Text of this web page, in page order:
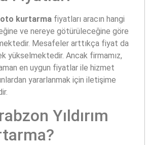
oto kurtarma fiyatları aracın hangi
ve nereye götürüleceğine göre
Mesafeler arttıkça fiyat da
yükselmektedir. Ancak firmamız,
en uygun fiyatlar ile hizmet
yararlanmak için iletişime
Yıldırım